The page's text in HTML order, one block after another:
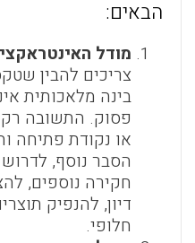
הבאים:
מודל
צריכים להבין
בינה מלאכותית
פסוק. התשובה רק
או נקודת פתיחה
הסבר נוסף, לדרוש
חקירה נוספים,
דיון, להנפיק
חלופי.